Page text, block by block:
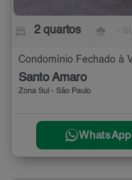
2 quartos
Santo Amaro
Zona Sul - São Paulo
WhatsApp